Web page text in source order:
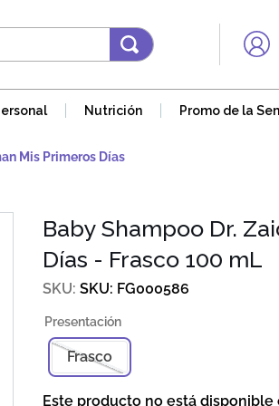
Nutrición Promo de la
Mis Primeros Días
Baby Shampoo Dr.
Días - Frasco 100 mL
SKU: FG000586
Frasco
Este producto no está